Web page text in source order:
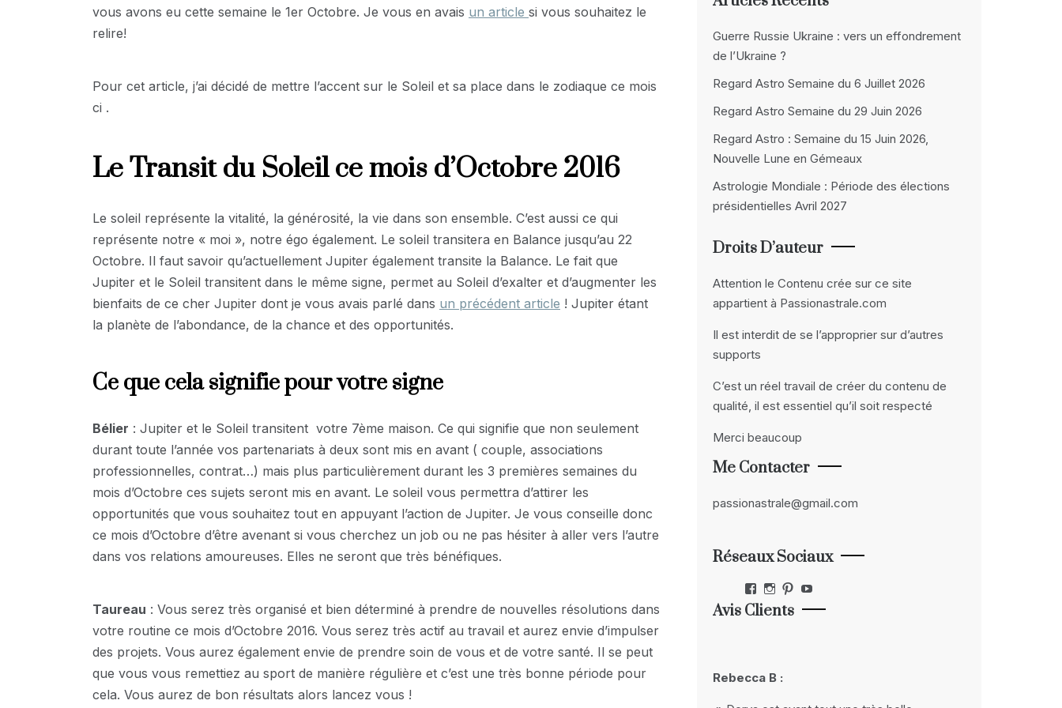
vous avons eu cette semaine le 1er Octobre. Je vous en avais un article si vous souhaitez le
relire!
Pour cet article, j’ai décidé de mettre l’accent sur le Soleil et sa place dans le zodiaque ce mois
ci .
Le Transit du Soleil ce mois d’Octobre 2016
Le soleil représente la vitalité, la générosité, la vie dans son ensemble. C’est aussi ce qui
représente notre « moi », notre égo également. Le soleil transitera en Balance jusqu’au 22
Octobre. Il faut savoir qu’actuellement Jupiter également transite la Balance. Le fait que
Jupiter et le Soleil transitent dans le même signe, permet au Soleil d’exalter et d’augmenter les
bienfaits de ce cher Jupiter dont je vous avais parlé dans un précédent article ! Jupiter étant
la planète de l’abondance, de la chance et des opportunités.
Ce que cela signifie pour votre signe
Bélier : Jupiter et le Soleil transitent votre 7ème maison. Ce qui signifie que non seulement
durant toute l’année vos partenariats à deux sont mis en avant ( couple, associations
professionnelles, contrat…) mais plus particulièrement durant les 3 premières semaines du
mois d’Octobre ces sujets seront mis en avant. Le soleil vous permettra d’attirer les
opportunités que vous souhaitez tout en appuyant l’action de Jupiter. Je vous conseille donc
ce mois d’Octobre d’être avenant si vous cherchez un job ou ne pas hésiter à aller vers l’autre
dans vos relations amoureuses. Elles ne seront que très bénéfiques.
Taureau : Vous serez très organisé et bien déterminé à prendre de nouvelles résolutions dans
votre routine ce mois d’Octobre 2016. Vous serez très actif au travail et aurez envie d’impulser
des projets. Vous aurez également envie de prendre soin de vous et de votre santé. Il se peut
que vous vous remettiez au sport de manière régulière et c’est une très bonne période pour
cela. Vous aurez de bon résultats alors lancez vous !
Guerre Russie Ukraine : vers un effondrement
de l’Ukraine ?
Regard Astro Semaine du 6 Juillet 2026
Regard Astro Semaine du 29 Juin 2026
Regard Astro : Semaine du 15 Juin 2026,
Nouvelle Lune en Gémeaux
Astrologie Mondiale : Période des élections
présidentielles Avril 2027
Droits D’auteur
Attention le Contenu crée sur ce site
appartient à Passionastrale.com
Il est interdit de se l’approprier sur d’autres
supports
C’est un réel travail de créer du contenu de
qualité, il est essentiel qu’il soit respecté
Merci beaucoup
Me Contacter
passionastrale@gmail.com
Réseaux Sociaux
Facebook
Instagram
Pinterest
YouTube
Avis Clients
Rebecca B :